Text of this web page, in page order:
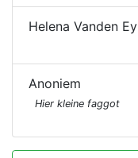
Helena Vanden
Anoniem
Hier kleine faggot